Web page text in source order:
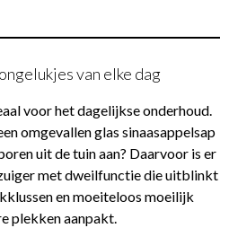
van elke dag
voor het dagelijkse onderhoud.
omgevallen glas sinaasappelsap
uit de tuin aan? Daarvoor is er
met dweilfunctie die uitblinkt
en moeiteloos moeilijk
plekken aanpakt.